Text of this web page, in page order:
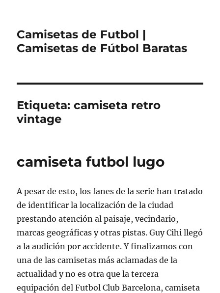
Camisetas de Futbol |
Camisetas de Fútbol Baratas
Etiqueta:camiseta retro
vintage
camiseta futbol lugo
A pesar de esto, los fanes de la serie han tratado
de identificar la localización de la ciudad
prestando atención al paisaje, vecindario,
marcas geográficas y otras pistas. Guy Cihi llegó
a la audición por accidente. Y finalizamos con
una de las camisetas más aclamadas de la
actualidad y no es otra que la tercera
equipación del Futbol Club Barcelona, camiseta